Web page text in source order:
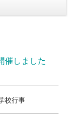
催しました
校行事